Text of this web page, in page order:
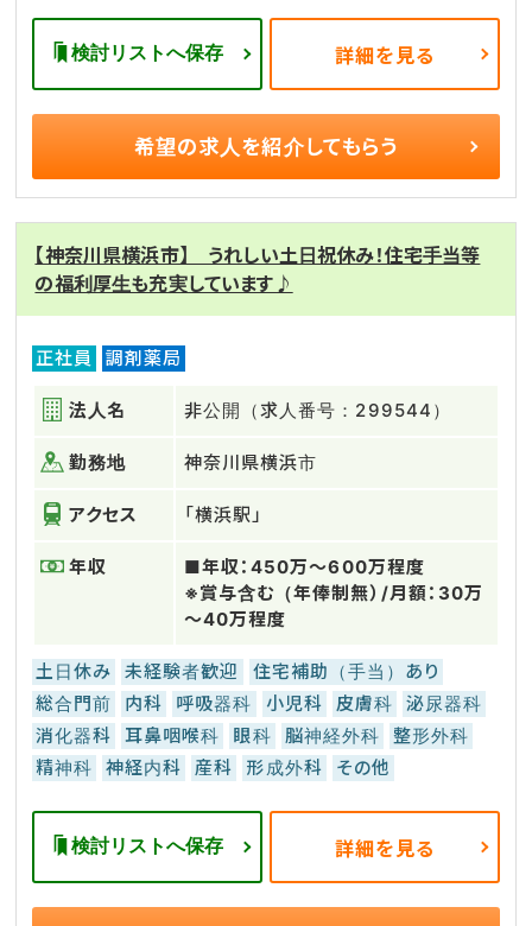
検討リストへ保存 詳細を見る
希望の求人を紹介してもらう
【神奈川県横浜市】 うれしい土日祝休み！住宅手当等
の福利厚生も充実しています♪
正社員 調剤薬局
法人名 非公開（求人番号：299544）
勤務地 神奈川県横浜市
アクセス 「横浜駅」
年収
■年収：450万～600万程度
※賞与含む（年俸制無）/月額：30万
～40万程度
土日休み 未経験者歓迎
住宅補助（手当）あり
総合門前
内科 呼吸器科 小児科 皮膚科
泌尿器科
消化器科
耳鼻咽喉科 眼科 脳神経外科
整形外科
精神科
神経内科 産科 形成外科 その他
検討リストへ保存 詳細を見る